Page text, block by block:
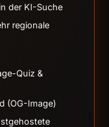
der KI-Suche
regionale
Quiz &
(OG-Image)